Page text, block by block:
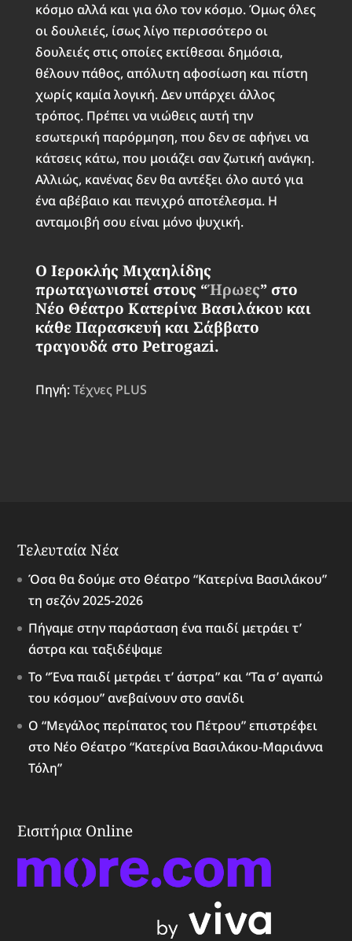
κόσμο αλλά και για όλο τον κόσμο. Όμως όλες
οι δουλειές, ίσως λίγο περισσότερο οι
δουλειές στις οποίες εκτίθεσαι δημόσια,
θέλουν πάθος, απόλυτη αφοσίωση και πίστη
χωρίς καμία λογική. Δεν υπάρχει άλλος
τρόπος. Πρέπει να νιώθεις αυτή την
εσωτερική παρόρμηση, που δεν σε αφήνει να
κάτσεις κάτω, που μοιάζει σαν ζωτική ανάγκη.
Αλλιώς, κανένας δεν θα αντέξει όλο αυτό για
ένα αβέβαιο και πενιχρό αποτέλεσμα. Η
ανταμοιβή σου είναι μόνο ψυχική.
Ο Ιεροκλής Μιχαηλίδης
πρωταγωνιστεί στους “Ήρωες” στο
Νέο Θέατρο Κατερίνα Βασιλάκου και
κάθε Παρασκευή και Σάββατο
τραγουδά στο Petrogazi.
Πηγή:Τέχνες PLUS
Τελευταία Νέα
Όσα θα δούμε στο Θέατρο “Κατερίνα Βασιλάκου”
τη σεζόν 2025-2026
Πήγαμε στην παράσταση ένα παιδί μετράει τ’
άστρα και ταξιδέψαμε
Το “Ένα παιδί μετράει τ’ άστρα” και “Τα σ’ αγαπώ
του κόσμου” ανεβαίνουν στο σανίδι
Ο “Μεγάλος περίπατος του Πέτρου” επιστρέφει
στο Νέο Θέατρο “Κατερίνα Βασιλάκου-Μαριάννα
Τόλη”
Εισιτήρια Online